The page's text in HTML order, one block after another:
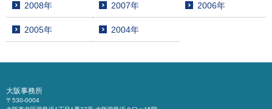
2008年 2007年 2006年
2005年 2004年
大阪事務所
〒530-0004